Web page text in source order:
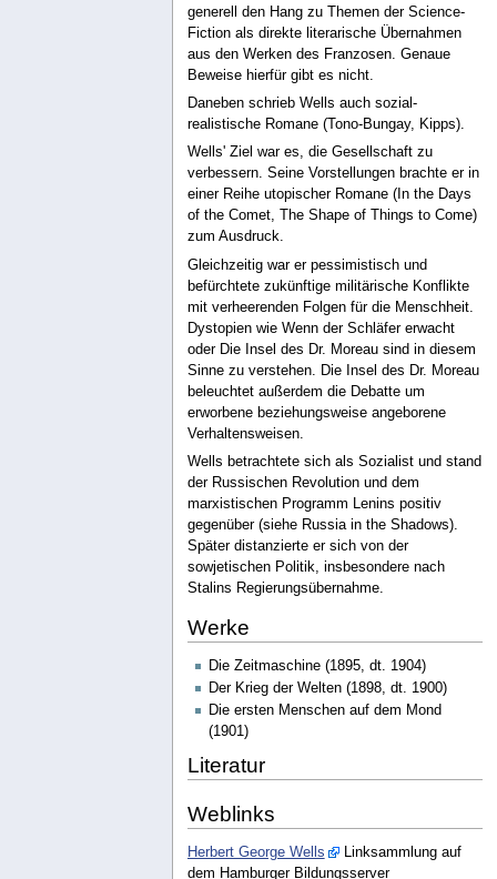
generell den Hang zu Themen der Science-
Fiction als direkte literarische Übernahmen
aus den Werken des Franzosen. Genaue
Beweise hierfür gibt es nicht.
Daneben schrieb Wells auch sozial-
realistische Romane (Tono-Bungay, Kipps).
Wells' Ziel war es, die Gesellschaft zu
verbessern. Seine Vorstellungen brachte er in
einer Reihe utopischer Romane (In the Days
of the Comet, The Shape of Things to Come)
zum Ausdruck.
Gleichzeitig war er pessimistisch und
befürchtete zukünftige militärische Konflikte
mit verheerenden Folgen für die Menschheit.
Dystopien wie Wenn der Schläfer erwacht
oder Die Insel des Dr. Moreau sind in diesem
Sinne zu verstehen. Die Insel des Dr. Moreau
beleuchtet außerdem die Debatte um
erworbene beziehungsweise angeborene
Verhaltensweisen.
Wells betrachtete sich als Sozialist und stand
der Russischen Revolution und dem
marxistischen Programm Lenins positiv
gegenüber (siehe Russia in the Shadows).
Später distanzierte er sich von der
sowjetischen Politik, insbesondere nach
Stalins Regierungsübernahme.
Werke
Die Zeitmaschine (1895, dt. 1904)
Der Krieg der Welten (1898, dt. 1900)
Die ersten Menschen auf dem Mond
(1901)
Literatur
Weblinks
Herbert George Wells
Linksammlung auf
dem Hamburger Bildungsserver